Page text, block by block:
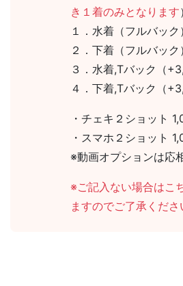
き１着のみとなります）
１．水着（フルバック）
２．下着（フルバック）
３．水着,Tバック（
４．下着,Tバック（
・チェキ２ショット
・スマホ２ショット
※動画オプションは応
※ご記入ない場合はこ
ますのでご了承くださ